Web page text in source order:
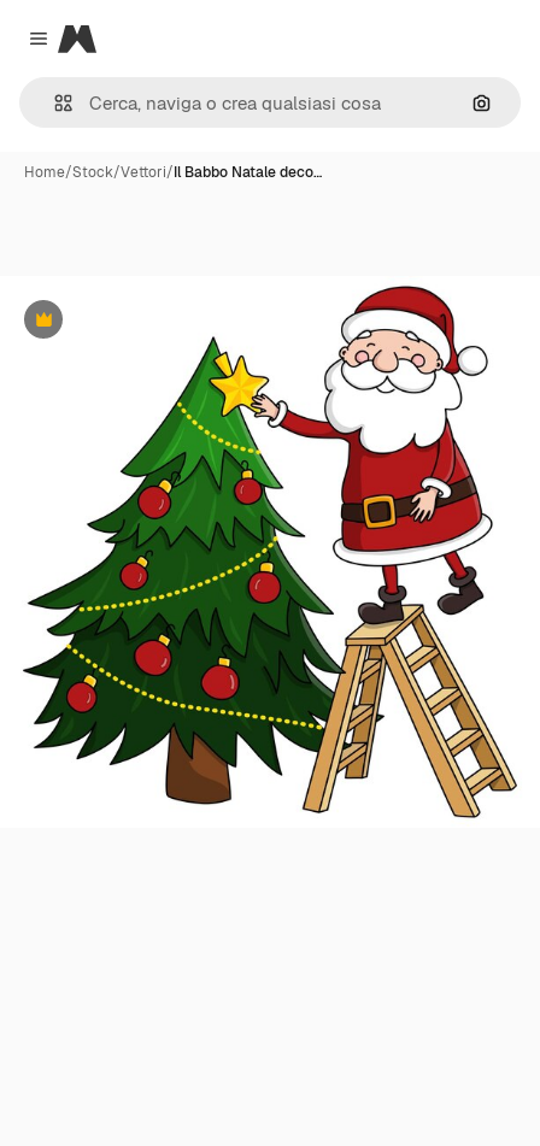
Close menu
Magnific
Cerca
Home/Stock/Vettori/Il Babbo Natale deco…
Premium